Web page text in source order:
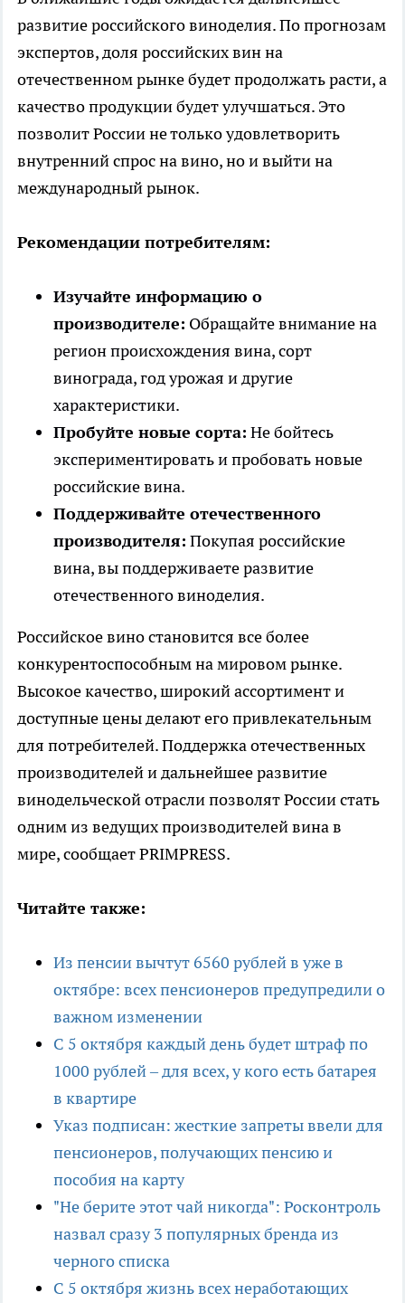
развитие российского виноделия. По прогнозам
экспертов, доля российских вин на
отечественном рынке будет продолжать расти, а
качество продукции будет улучшаться. Это
позволит России не только удовлетворить
внутренний спрос на вино, но и выйти на
международный рынок.
Рекомендации потребителям:
Изучайте информацию о
производителе: Обращайте внимание на
регион происхождения вина, сорт
винограда, год урожая и другие
характеристики.
Пробуйте новые сорта: Не бойтесь
экспериментировать и пробовать новые
российские вина.
Поддерживайте отечественного
производителя: Покупая российские
вина, вы поддерживаете развитие
отечественного виноделия.
Российское вино становится все более
конкурентоспособным на мировом рынке.
Высокое качество, широкий ассортимент и
доступные цены делают его привлекательным
для потребителей. Поддержка отечественных
производителей и дальнейшее развитие
винодельческой отрасли позволят России стать
одним из ведущих производителей вина в
мире, сообщает PRIMPRESS.
Читайте также:
Из пенсии вычтут 6560 рублей в уже в
октябре: всех пенсионеров предупредили о
важном изменении
С 5 октября каждый день будет штраф по
1000 рублей – для всех, у кого есть батарея
в квартире
Указ подписан: жесткие запреты ввели для
пенсионеров, получающих пенсию и
пособия на карту
"Не берите этот чай никогда": Росконтроль
назвал сразу 3 популярных бренда из
черного списка
С 5 октября жизнь всех неработающих